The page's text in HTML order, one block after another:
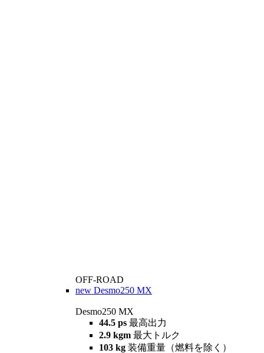
OFF-ROAD
new Desmo250 MX
Desmo250 MX
44.5 ps 最高出力
2.9 kgm 最大トルク
103 kg 装備重量（燃料を除く）